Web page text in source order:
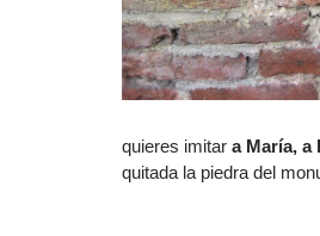
quieres imitar a María, a
quitada la piedra del